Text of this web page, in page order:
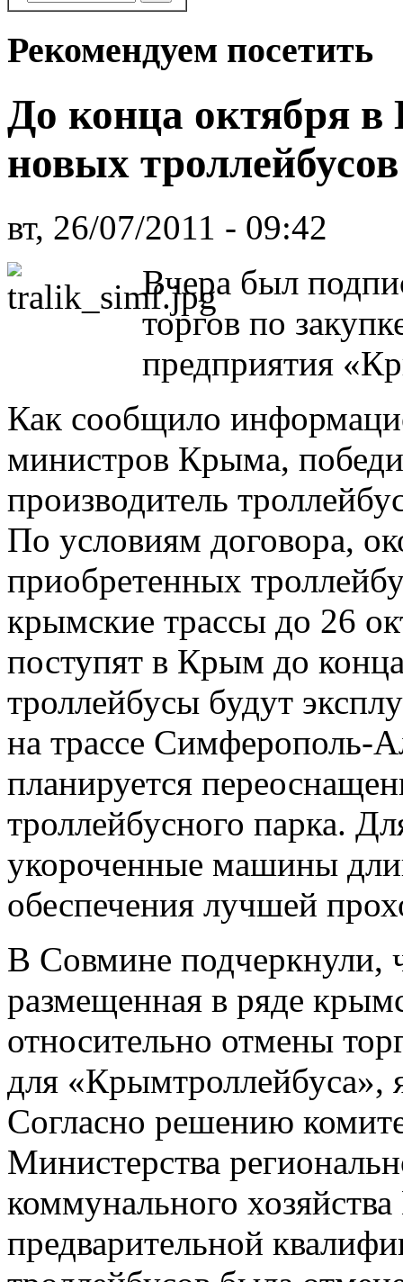
Рекомендуем посетить
До конца октября
новых троллейбусов
вт, 26/07/2011 - 09:42
Вчера был
торгов по
предприятия
Как сообщило
министров Крыма,
производитель
По условиям договора,
приобретенных
крымские трассы до 26
поступят в Крым до
троллейбусы будут
на трассе Симферополь-
планируется
троллейбусного парка.
укороченные машины
обеспечения лучшей
В Совмине подчеркнули,
размещенная в ряде
относительно отмены
для «Крымтроллейбуса»,
Согласно решению
Министерства
коммунального
предварительной